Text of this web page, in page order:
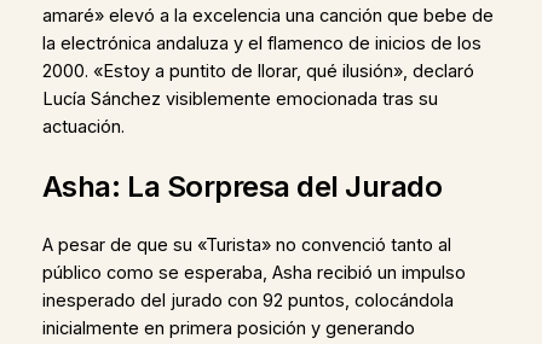
amaré» elevó a la excelencia una canción que bebe de
la electrónica andaluza y el flamenco de inicios de los
2000. «Estoy a puntito de llorar, qué ilusión», declaró
Lucía Sánchez visiblemente emocionada tras su
actuación.
Asha: La Sorpresa del Jurado
A pesar de que su «Turista» no convenció tanto al
público como se esperaba, Asha recibió un impulso
inesperado del jurado con 92 puntos, colocándola
inicialmente en primera posición y generando